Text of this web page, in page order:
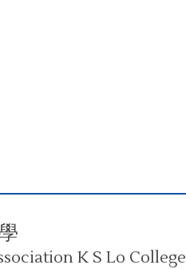
K S Lo College